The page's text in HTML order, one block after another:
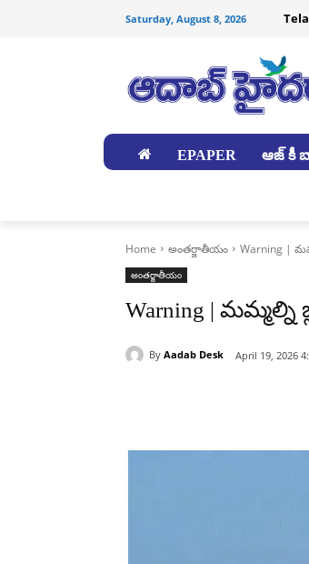
Saturday, August 8, 2026
EPAPER ఆజ్ కీ
Home అంతర్జాతీయం Warning |
అంతర్జాతీయం
Warning |
By Aadab Desk April 19, 2026